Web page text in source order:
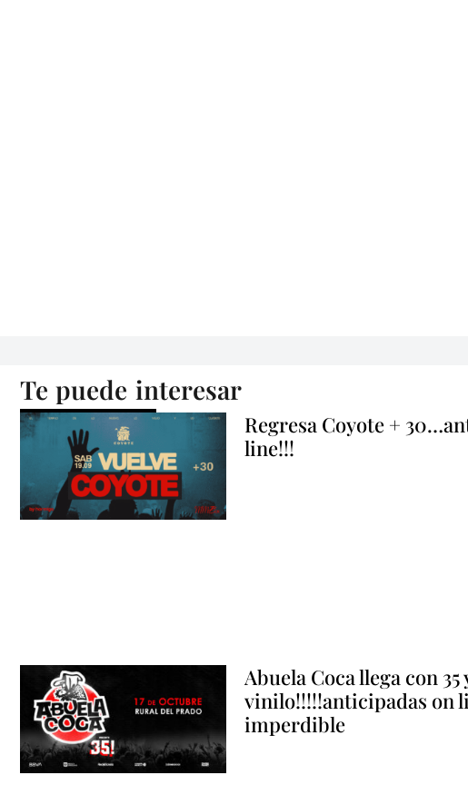
Te puede interesar
Regresa Coyote +
line!!!
Abuela Coca llega con 35
vinilo!!!!!anticipadas on
imperdible